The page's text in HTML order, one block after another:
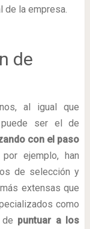
de la empresa.
de
al igual que
puede ser el de
con el paso
ejemplo, han
de selección y
extensas que
como
puntuar a los